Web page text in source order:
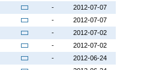
-
2012-07-07
-
2012-07-07
-
2012-07-02
-
2012-07-02
-
2012-06-24